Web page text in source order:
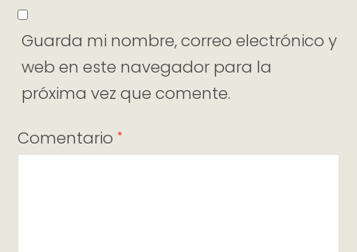
Guarda mi nombre, correo electrónico y
web en este navegador para la
próxima vez que comente.
Comentario *